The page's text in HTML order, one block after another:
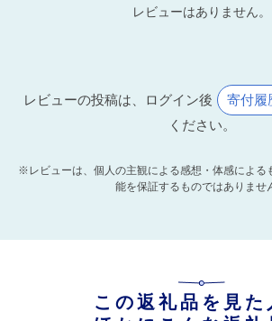
レビューはありません。
レビューの投稿は、ログイン後 寄付履
ください。
※レビューは、個人の主観による感想・体感による
能を保証するものではありませ
この返礼品を見た